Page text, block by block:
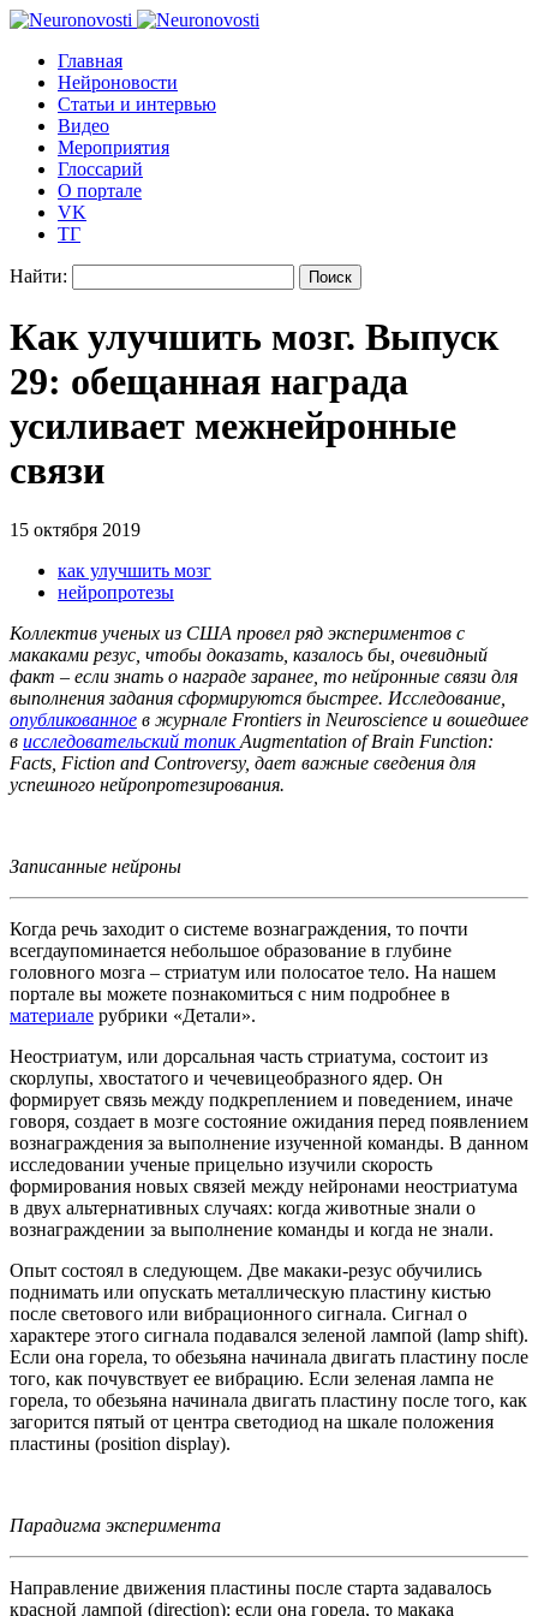
Главная
Нейроновости
Статьи и интервью
Видео
Мероприятия
Глоссарий
О портале
VK
ТГ
Найти:
Как улучшить мозг. Выпуск
29: обещанная награда
усиливает межнейронные
связи
15 октября 2019
как улучшить мозг
нейропротезы
Коллектив ученых из США провел ряд экспериментов с
макаками резус, чтобы доказать, казалось бы, очевидный
факт – если знать о награде заранее, то нейронные связи для
выполнения задания сформируются быстрее. Исследование,
опубликованное в журнале Frontiers in Neuroscience и вошедшее
в исследовательский топикAugmentation of Brain Function:
Facts, Fiction and Controversy, дает важные сведения для
успешного нейропротезирования.
Записанные нейроны
Когда речь заходит о системе вознаграждения, то почти
всегдаупоминается небольшое образование в глубине
головного мозга – стриатум или полосатое тело. На нашем
портале вы можете познакомиться с ним подробнее в
материале рубрики «Детали».
Неостриатум, или дорсальная часть стриатума, состоит из
скорлупы, хвостатого и чечевицеобразного ядер. Он
формирует связь между подкреплением и поведением, иначе
говоря, создает в мозге состояние ожидания перед появлением
вознаграждения за выполнение изученной команды. В данном
исследовании ученые прицельно изучили скорость
формирования новых связей между нейронами неостриатума
в двух альтернативных случаях: когда животные знали о
вознаграждении за выполнение команды и когда не знали.
Опыт состоял в следующем. Две макаки-резус обучились
поднимать или опускать металлическую пластину кистью
после светового или вибрационного сигнала. Сигнал о
характере этого сигнала подавался зеленой лампой (lamp shift).
Если она горела, то обезьяна начинала двигать пластину после
того, как почувствует ее вибрацию. Если зеленая лампа не
горела, то обезьяна начинала двигать пластину после того, как
загорится пятый от центра светодиод на шкале положения
пластины (position display).
Парадигма эксперимента
Направление движения пластины после старта задавалось
красной лампой (direction): если она горела, то макака